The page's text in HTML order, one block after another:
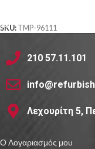
SKU: TMP-96111
210 57.11.101
Λεχουρίτη 5,
Ο Λογαριασμός μου